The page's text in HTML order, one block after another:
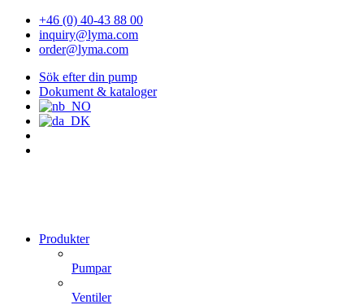
+46 (0) 40-43 88 00
inquiry@lyma.com
order@lyma.com
Sök efter din pump
Dokument & kataloger
Produkter
Pumpar
Ventiler